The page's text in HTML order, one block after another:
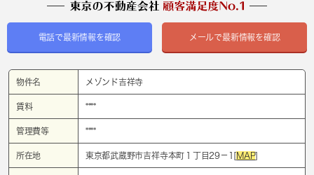
電話で最新情報を確認 メールで最新情報を確認
物件名 メゾンド吉祥寺
賃料 ****
管理費等 ****
所在地 東京都武蔵野市吉祥寺本町１丁目29－1[MAP]